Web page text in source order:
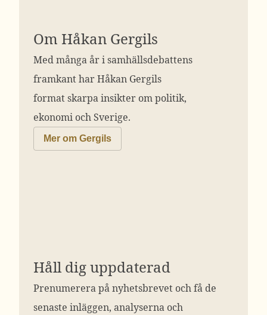
Om Håkan Gergils
Med många år i samhällsdebattens
framkant har Håkan Gergils
format skarpa insikter om politik,
ekonomi och Sverige.
Mer om Gergils
Håll dig uppdaterad
Prenumerera på nyhetsbrevet och få de
senaste inläggen, analyserna och